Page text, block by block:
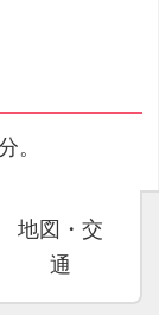
。
地図・交
通